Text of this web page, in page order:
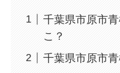
千葉県市原市
こ？
千葉県市原市